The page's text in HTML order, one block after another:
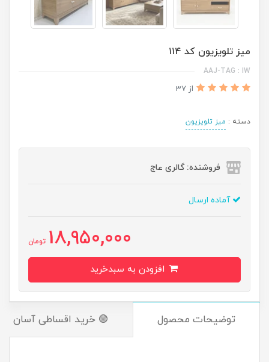
میز تلویزیون کد ۱۱۴
AAJ-TAG : IW
از 37
دسته : میز تلویزیون
فروشنده: گالری عاج
آماده ارسال
18,950,000 تومان
توضیحات محصول 🟢 خرید اقساطی آسان